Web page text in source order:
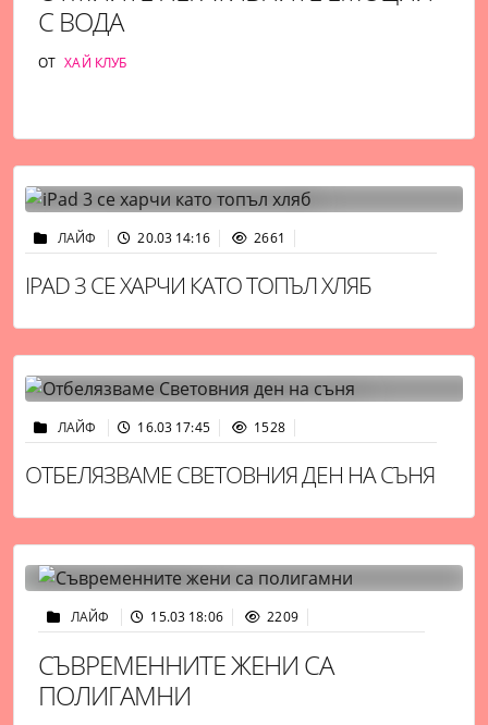
С ВОДА
ОТ ХАЙ КЛУБ
ЛАЙФ 20.03 14:16 2661
IPAD 3 СЕ ХАРЧИ КАТО ТОПЪЛ ХЛЯБ
ЛАЙФ 16.03 17:45 1528
ОТБЕЛЯЗВАМЕ СВЕТОВНИЯ ДЕН НА СЪНЯ
ЛАЙФ 15.03 18:06 2209
СЪВРЕМЕННИТЕ ЖЕНИ СА
ПОЛИГАМНИ